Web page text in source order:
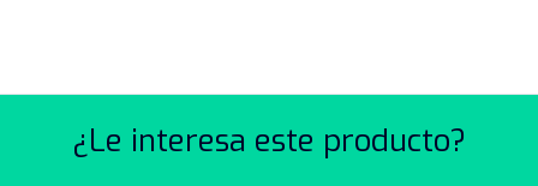
¿Le interesa este producto?